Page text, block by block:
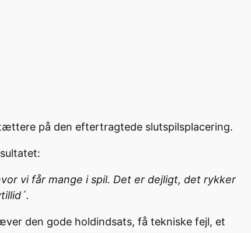
på den eftertragtede slutspilsplacering.
vi får mange i spil. Det er dejligt, det rykker
den gode holdindsats, få tekniske fejl, et